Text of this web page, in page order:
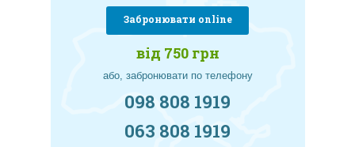
Забронювати online
від 750 грн
або, забронювати по телефону
098 808 1919
063 808 1919